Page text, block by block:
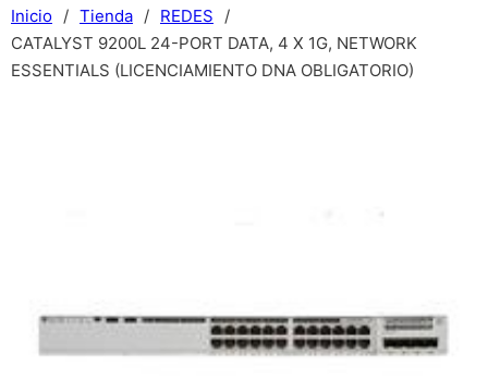
Inicio / Tienda / REDES
/
CATALYST 9200L 24-PORT DATA, 4 X 1G, NETWORK
ESSENTIALS (LICENCIAMIENTO DNA OBLIGATORIO)